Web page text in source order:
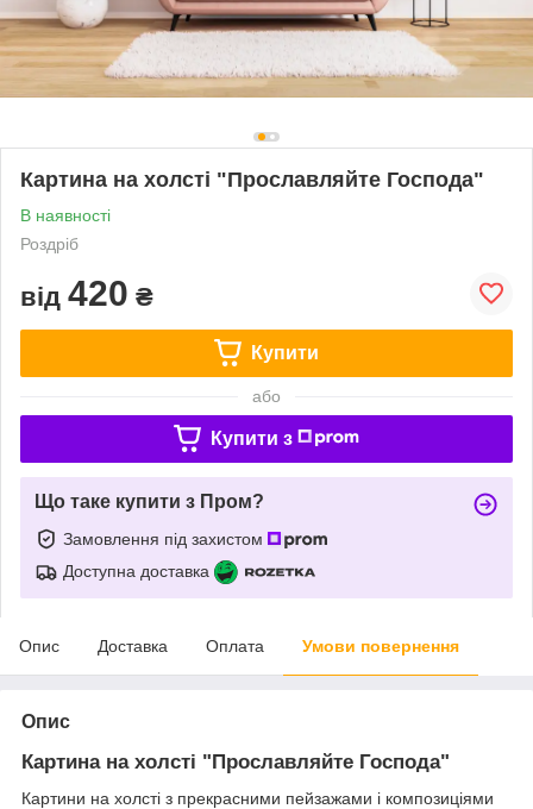
Картина на холсті "Прославляйте Господа"
В наявності
Роздріб
від 420 ₴
Купити
або
Купити з
Що таке купити з Пром?
Замовлення під захистом
Доступна доставка
Опис Доставка Оплата Умови повернення
Опис
Картина на холсті "Прославляйте Господа"
Картини на холсті з прекрасними пейзажами і композиціями